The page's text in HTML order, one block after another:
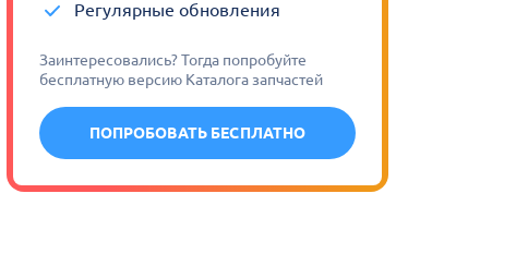
Регулярные обновления
Заинтересовались? Тогда попробуйте
бесплатную версию Каталога запчастей
ПОПРОБОВАТЬ БЕСПЛАТНО